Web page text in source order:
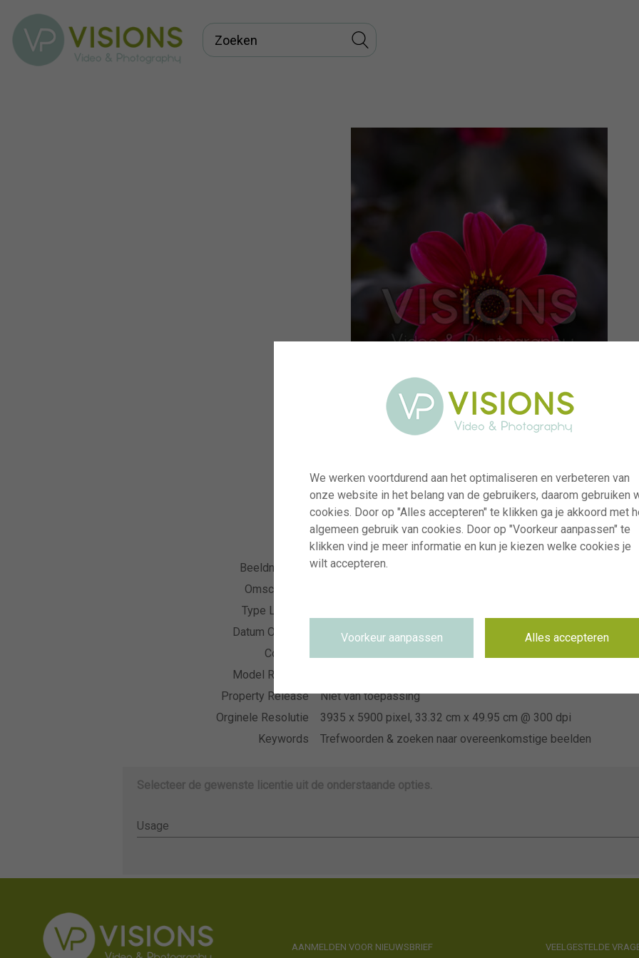
Beeldnummer
visi235469
Omschrijving
Type Licentie
Datum Opname
11.08.2025
Collectie
Model Release
Property Release
Niet van toepassing
Orginele Resolutie
3935 x 5900 pixel, 33.32 cm x 49.95 cm @ 300 dpi
Keywords
Trefwoorden & zoeken naar overeenkomstige beelden
Selecteer de gewenste licentie uit de onderstaande opties.
Usage
Usage
AANMELDEN VOOR NIEUWSBRIEF VEELGESTELDE
We werken voortdurend aan het optimaliseren en verbeteren van
onze website in het belang van de gebruikers, daarom gebruiken
cookies. Door op "Alles accepteren" te klikken ga je akkoord met
algemeen gebruik van cookies. Door op "Voorkeur aanpassen" te
klikken vind je meer informatie en kun je kiezen welke cookies je
wilt accepteren.
Voorkeur aanpassen Alles accepteren